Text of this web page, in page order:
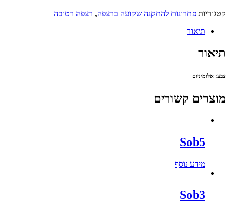
קטגוריות פתרונות להתקנה שקועה ברצפה, רצפה רטובה
תיאור
תיאור
צבע: אלומיניום
מוצרים קשורים
Sob5
מידע נוסף
Sob3